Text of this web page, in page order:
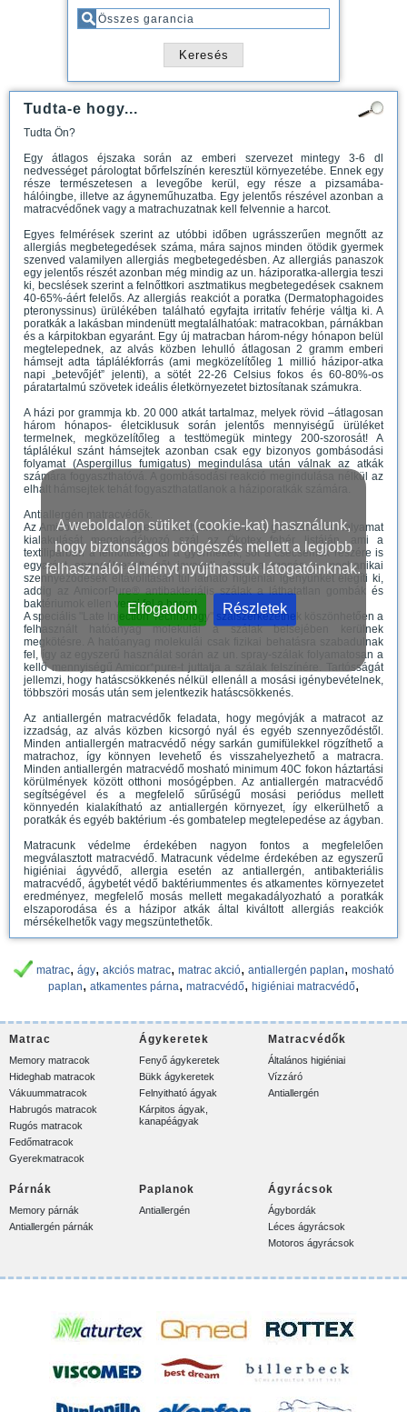
A weboldalon sütiket (cookie-kat) használunk,
hogy biztonságos böngészés mellett a legjobb
felhasználói élményt nyújthassuk látogatóinknak.
Elfogadom Részletek
Tudta-e hogy...
Tudta Ön?
Egy átlagos éjszaka során az emberi szervezet mintegy 3-6 dl
nedvességet párologtat bőrfelszínén keresztül környezetébe. Ennek egy
része természetesen a levegőbe kerül, egy része a pizsamába-
hálóingbe, illetve az ágyneműhuzatba. Egy jelentős részével azonban a
matracvédőnek vagy a matrachuzatnak kell felvennie a harcot.
Egyes felmérések szerint az utóbbi időben ugrásszerűen megnőtt az
allergiás megbetegedések száma, mára sajnos minden ötödik gyermek
szenved valamilyen allergiás megbetegedésben. Az allergiás panaszok
egy jelentős részét azonban még mindig az un. háziporatka-allergia teszi
ki, becslések szerint a felnőttkori asztmatikus megbetegedések csaknem
40-65%-áért felelős. Az allergiás reakciót a poratka (Dermatophagoides
pteronyssinus) ürülékében található egyfajta irritatív fehérje váltja ki. A
poratkák a lakásban mindenütt megtalálhatóak: matracokban, párnákban
és a kárpitokban egyaránt. Egy új matracban három-négy hónapon belül
megtelepednek, az alvás közben lehulló átlagosan 2 gramm emberi
hámsejt adta táplálékforrás (ami megközelítőleg 1 millió házipor-atka
napi „betevőjét” jelenti), a sötét 22-26 Celsius fokos és 60-80%-os
páratartalmú szövetek ideális életkörnyezetet biztosítanak számukra.
A házi por grammja kb. 20 000 atkát tartalmaz, melyek rövid –átlagosan
három hónapos- életciklusuk során jelentős mennyiségű ürüléket
termelnek, megközelítőleg a testtömegük mintegy 200-szorosát! A
táplálékul szánt hámsejtek azonban csak egy bizonyos gombásodási
folyamat (Aspergillus fumigatus) megindulása után válnak az atkák
számára fogyaszthatóvá. A gombásodási reakció megindulása nélkül az
elhalt hámsejtek tehát fogyaszthatatlanok a háziporatkák számára.
Antiallergén matracvédők.
Az AmicorPure® az egyetlen antibakteriális és a gombásodási folyamat
kialakulását megakadályozó szál az Ökotex fehér listáján, ami a
textiliparban a felnőtteken túl a gyermekek, sőt a csecsemők részére is
egyaránt engedélyezett, sőt javasolt. Amíg a mosás a mechanikai
szennyeződések eltávolításán túl látható higiéniai igényünket elégíti ki,
addig az AmicorPure® antibakteriális szálak a láthatatlan gombák és
baktériumok ellen veszi fel a harcot.
A speciális "Late Injection Technology" szálszerkezetnek köszönhetően a
felhasznált hatóanyag molekulái a szálak belsejében kerülnek
megkötésre. A hatóanyag molekulái csak fizikai behatásra szabadulnak
fel, így az egyszerű használat során az un. spray-szálak folyamatosan a
kellő mennyiségű Amicor*pure-t juttatja a szálak felszínére. Tartósságát
jellemzi, hogy hatáscsökkenés nélkül ellenáll a mosási igénybevételnek,
többszöri mosás után sem jelentkezik hatáscsökkenés.
Az antiallergén matracvédők feladata, hogy megóvják a matracot az
izzadság, az alvás közben kicsorgó nyál és egyéb szennyeződéstől.
Minden antiallergén matracvédő négy sarkán gumifülekkel rögzíthető a
matrachoz, így könnyen levehető és visszahelyezhető a matracra.
Minden antiallergén matracvédő mosható minimum 40C fokon háztartási
körülmények között otthoni mosógépben. Az antiallergén matracvédő
segítségével és a megfelelő sűrűségű mosási periódus mellett
könnyedén kialakítható az antiallergén környezet, így elkerülhető a
poratkák és egyéb baktérium -és gombatelep megtelepedése az ágyban.
Matracunk védelme érdekében nagyon fontos a megfelelően
megválasztott matracvédő. Matracunk védelme érdekében az egyszerű
higiéniai ágyvédő, allergia esetén az antiallergén, antibakteriális
matracvédő, ágybetét védő baktériummentes és atkamentes környezetet
eredményez, megfelelő mosás mellett megakadályozható a poratkák
elszaporodása és a házipor atkák által kiváltott allergiás reakciók
mérsékelhetők vagy megszüntethetők.
matrac, ágy, akciós matrac, matrac akció, antiallergén paplan, mosható
paplan, atkamentes párna, matracvédő, higiéniai matracvédő,
Matrac
Memory matracok
Hideghab matracok
Vákuummatracok
Habrugós matracok
Rugós matracok
Fedőmatracok
Gyerekmatracok
Ágykeretek
Fenyő ágykeretek
Bükk ágykeretek
Felnyitható ágyak
Kárpitos ágyak,
kanapéágyak
Matracvédők
Általános higiéniai
Vízzáró
Antiallergén
Párnák
Memory párnák
Antiallergén párnák
Paplanok
Antiallergén
Ágyrácsok
Ágybordák
Léces ágyrácsok
Motoros ágyrácsok